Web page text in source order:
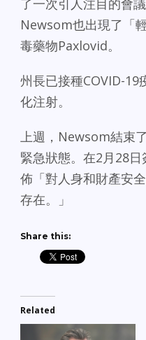
了一次引人注目的會
Newsom也出現了「
毒藥物Paxlovid。
州長已接種COVID-19
化注射。
上週，Newsom結束
緊急狀態。在2月28
佈「對人身和財產安
存在。」
Share this:
Related